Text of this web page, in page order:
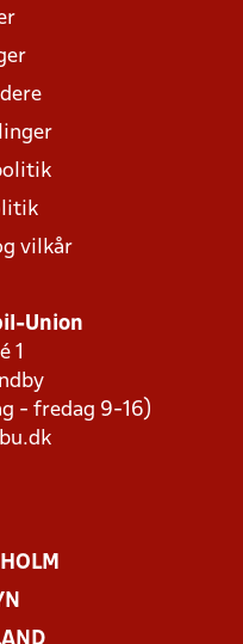
vilkår
Union
1
- fredag 9-16)